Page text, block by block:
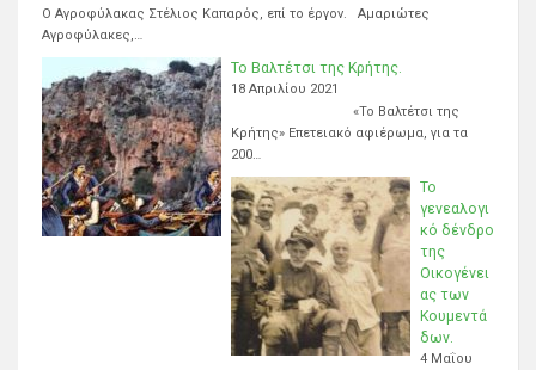
Ο Αγροφύλακας Στέλιος Καπαρός, επί το έργον. Αμαριώτες
Αγροφύλακες,…
Το Βαλτέτσι της Κρήτης.
18 Απριλίου 2021
«Το Βαλτέτσι της
Κρήτης» Επετειακό αφιέρωμα, για τα
200…
Το
γενεαλογι
κό δένδρο
της
Οικογένει
ας των
Κουμεντά
δων.
4 Μαΐου